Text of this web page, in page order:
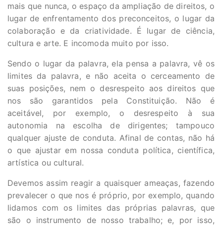
mais que nunca, o espaço da ampliação de direitos, o
lugar de enfrentamento dos preconceitos, o lugar da
colaboração e da criatividade. É lugar de ciência,
cultura e arte. E incomoda muito por isso.
Sendo o lugar da palavra, ela pensa a palavra, vê os
limites da palavra, e não aceita o cerceamento de
suas posições, nem o desrespeito aos direitos que
nos são garantidos pela Constituição. Não é
aceitável, por exemplo, o desrespeito à sua
autonomia na escolha de dirigentes; tampouco
qualquer ajuste de conduta. Afinal de contas, não há
o que ajustar em nossa conduta política, científica,
artística ou cultural.
Devemos assim reagir a quaisquer ameaças, fazendo
prevalecer o que nos é próprio, por exemplo, quando
lidamos com os limites das próprias palavras, que
são o instrumento de nosso trabalho; e, por isso,